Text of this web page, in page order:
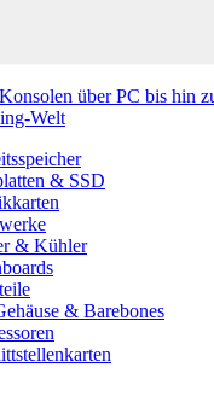
über PC bis hin
Welt
& SSD
& Kühler
& Barebones